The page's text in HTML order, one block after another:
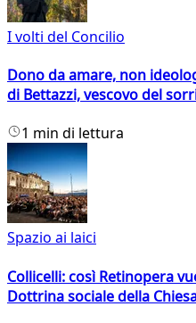
I volti del Concilio
Dono da amare, non
di Bettazzi, vescovo del
1 min di lettura
Spazio ai laici
Collicelli: così Retinopera
Dottrina sociale della